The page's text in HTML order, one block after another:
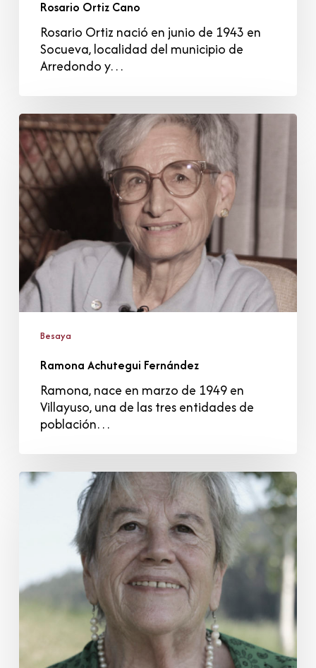
Rosario Ortiz Cano
Rosario Ortiz nació en junio de 1943 en
Socueva, localidad del municipio de
Arredondo y…
Ramona
Achutegui
Fernández
Besaya
Ramona Achutegui Fernández
Ramona, nace en marzo de 1949 en
Villayuso, una de las tres entidades de
población…
Carmen